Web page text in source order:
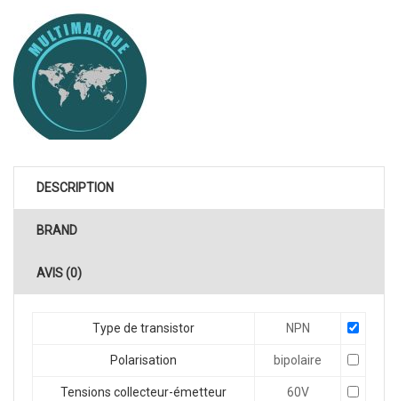
DESCRIPTION
BRAND
AVIS (0)
Type de transistor NPN
Polarisation bipolaire
Tensions collecteur-émetteur 60V